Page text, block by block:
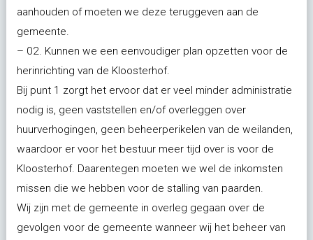
aanhouden of moeten we deze teruggeven aan de
gemeente.
– 02. Kunnen we een eenvoudiger plan opzetten voor de
herinrichting van de Kloosterhof.
Bij punt 1 zorgt het ervoor dat er veel minder administratie
nodig is, geen vaststellen en/of overleggen over
huurverhogingen, geen beheerperikelen van de weilanden,
waardoor er voor het bestuur meer tijd over is voor de
Kloosterhof. Daarentegen moeten we wel de inkomsten
missen die we hebben voor de stalling van paarden.
Wij zijn met de gemeente in overleg gegaan over de
gevolgen voor de gemeente wanneer wij het beheer van